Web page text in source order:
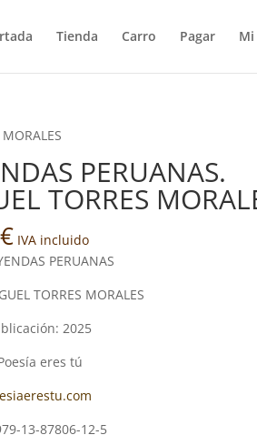
Tienda Carro Pagar
PERUANAS.
TORRES
€ IVA incluido
PERUANAS
TORRES MORALES
2025
eres tú
13-87806-12-5